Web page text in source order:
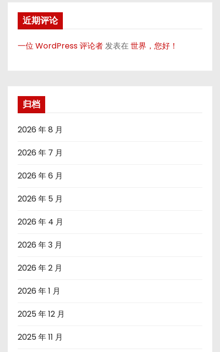
近期评论
一位 WordPress 评论者发表在世界，您好！
归档
2026 年 8 月
2026 年 7 月
2026 年 6 月
2026 年 5 月
2026 年 4 月
2026 年 3 月
2026 年 2 月
2026 年 1 月
2025 年 12 月
2025 年 11 月